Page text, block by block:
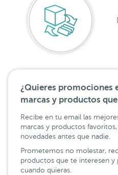
¿Quieres promociones
marcas y productos
Recibe en tu email las
marcas y productos
novedades antes que nadie.
Prometemos no molestar,
productos que te interesen y
cuando quieras.